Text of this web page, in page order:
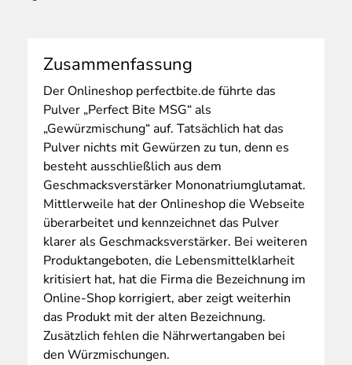
Zusammenfassung
Der Onlineshop perfectbite.de führte das
Pulver „Perfect Bite MSG“ als
„Gewürzmischung“ auf. Tatsächlich hat das
Pulver nichts mit Gewürzen zu tun, denn es
besteht ausschließlich aus dem
Geschmacksverstärker Mononatriumglutamat.
Mittlerweile hat der Onlineshop die Webseite
überarbeitet und kennzeichnet das Pulver
klarer als Geschmacksverstärker. Bei weiteren
Produktangeboten, die Lebensmittelklarheit
kritisiert hat, hat die Firma die Bezeichnung im
Online-Shop korrigiert, aber zeigt weiterhin
das Produkt mit der alten Bezeichnung.
Zusätzlich fehlen die Nährwertangaben bei
den Würzmischungen.